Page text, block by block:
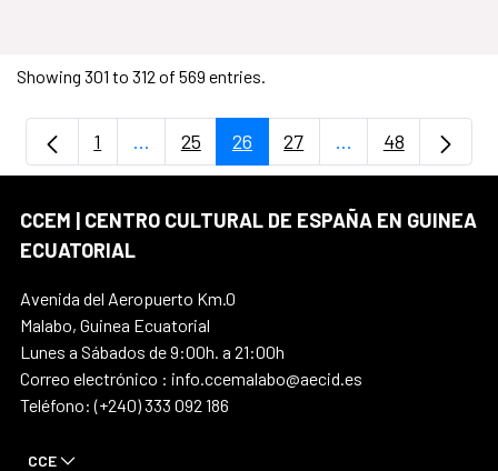
Showing 301 to 312 of 569 entries.
Page
1 ...Intermediate Pages Use TAB to navigate.
Page
25 Page
26 Page
27 ...Intermediate
Page
48
CCEM | CENTRO CULTURAL DE ESPAÑA EN GUINEA
ECUATORIAL
Avenida del Aeropuerto Km.0
Malabo, Guinea Ecuatorial
Lunes a Sábados de 9:00h. a 21:00h
Correo electrónico : info.ccemalabo@aecid.es
Teléfono: (+240) 333 092 186
CCE